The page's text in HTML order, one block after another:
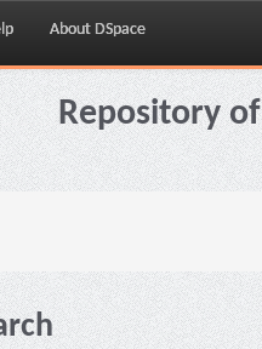
About DSpace
Repository